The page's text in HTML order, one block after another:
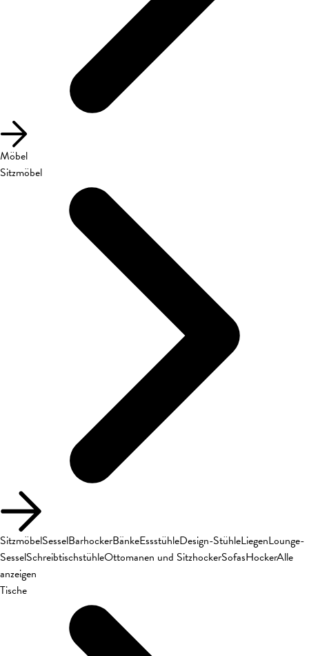
Möbel
Sitzmöbel
SitzmöbelSesselBarhockerBänkeEssstühleDesign-StühleLiegenLounge-
SesselSchreibtischstühleOttomanen und SitzhockerSofasHockerAlle
anzeigen
Tische